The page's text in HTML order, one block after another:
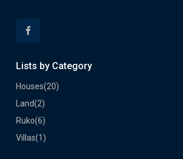
Lists by Category
Houses(20)
Land(2)
Ruko(6)
Villas(1)